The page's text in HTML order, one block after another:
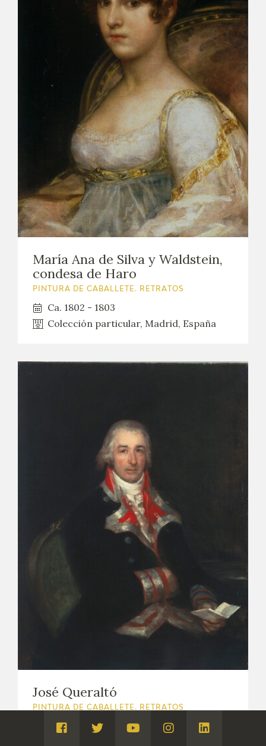
María Ana de Silva y Waldstein,
condesa de Haro
PINTURA DE CABALLETE. RETRATOS
Ca. 1802 - 1803
Colección particular, Madrid, España
José Queraltó
PINTURA DE CABALLETE. RETRATOS
1802
Visita
Visita
Visita
Visita
Visita